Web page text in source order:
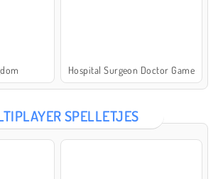
Hospital Surgeon Doctor Game
SPELLETJES